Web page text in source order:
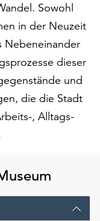
Sowohl
in der Neuzeit
Nebeneinander
dieser
und
die die Stadt
, Alltags-